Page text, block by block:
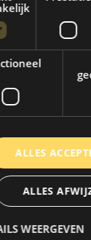
1
vragen
ALLES
ALLES
WEERGEVEN